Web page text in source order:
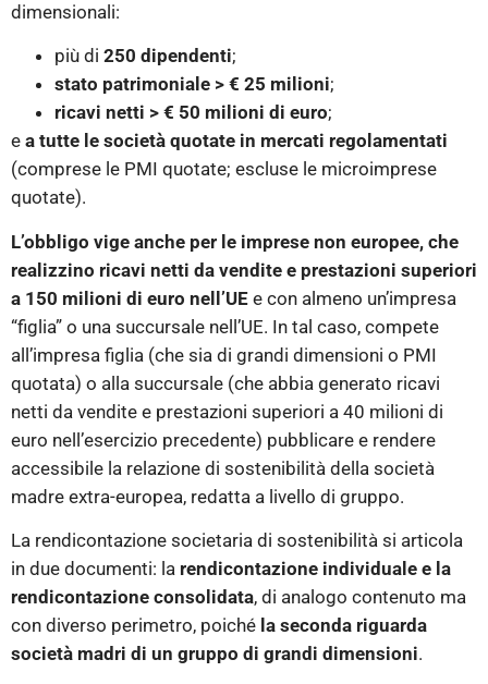
dimensionali:
più di 250 dipendenti;
stato patrimoniale > € 25 milioni;
ricavi netti > € 50 milioni di euro;
e a tutte le società quotate in mercati regolamentati
(comprese le PMI quotate; escluse le microimprese
quotate).
L’obbligo vige anche per le imprese non europee, che
realizzino ricavi netti da vendite e prestazioni superiori
a 150 milioni di euro nell’UE e con almeno un’impresa
“figlia” o una succursale nell’UE. In tal caso, compete
all’impresa figlia (che sia di grandi dimensioni o PMI
quotata) o alla succursale (che abbia generato ricavi
netti da vendite e prestazioni superiori a 40 milioni di
euro nell’esercizio precedente) pubblicare e rendere
accessibile la relazione di sostenibilità della società
madre extra-europea, redatta a livello di gruppo.
La rendicontazione societaria di sostenibilità si articola
in due documenti: la rendicontazione individuale e la
rendicontazione consolidata, di analogo contenuto ma
con diverso perimetro, poiché la seconda riguarda
società madri di un gruppo di grandi dimensioni.